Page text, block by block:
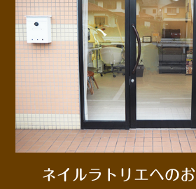
ネイルラトリエへの